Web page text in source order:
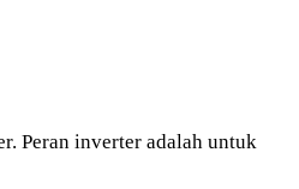
Peran inverter adalah untuk